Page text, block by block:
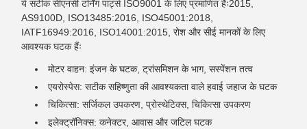
ये सटीक सीएनसी टर्निंग पार्ट्स ISO9001 के लिए प्रमाणित हैंः2015,
AS9100D, ISO13485:2016, ISO45001:2018,
IATF16949:2016, ISO14001:2015, रोश और सीई मानकों के लिए
आवश्यक घटक हैंः
मोटर वाहन: इंजन के घटक, ट्रांसमिशन के भाग, सस्पेंशन तत्व
एयरोस्पेस: सटीक सहिष्णुता की आवश्यकता वाले हवाई जहाज के घटक
चिकित्सा: सर्जिकल उपकरण, प्रोस्थेटिक्स, चिकित्सा उपकरण
इलेक्ट्रॉनिक्स: कनेक्टर, आवास और जटिल घटक